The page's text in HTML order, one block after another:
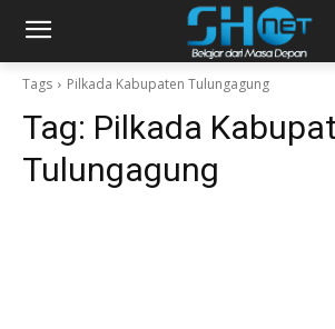
Tags Pilkada Kabupaten Tulungagung
Tag: Pilkada
Tulungagung